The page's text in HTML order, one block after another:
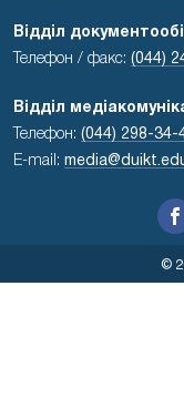
Відділ
Телефон / факс: (044)
Відділ
Телефон: (044) 298-34-
E-mail:
©